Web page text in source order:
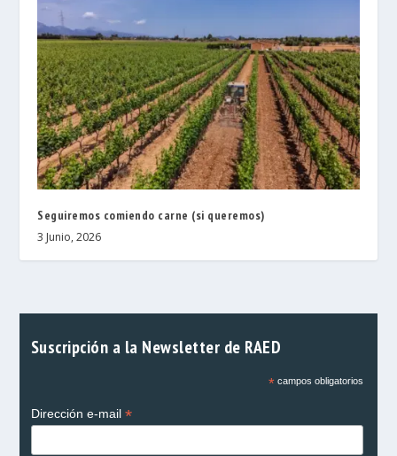
Seguiremos comiendo carne (si queremos)
3 Junio, 2026
Suscripción a la Newsletter de RAED
*campos obligatorios
Dirección e-mail *